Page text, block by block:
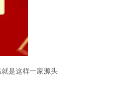
是这样一家源头